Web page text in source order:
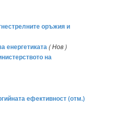
оръжия и
енергетиката( Нов )
на
ефективност (отм.)